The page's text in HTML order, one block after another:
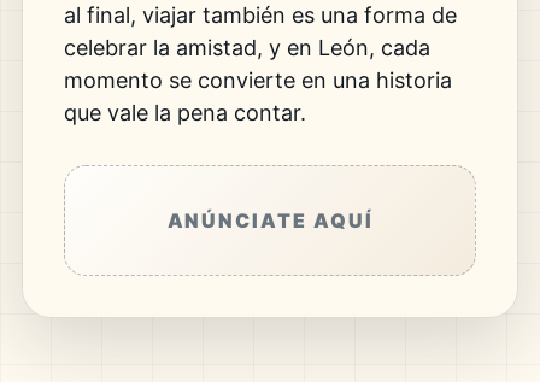
al final, viajar también es una forma de
celebrar la amistad, y en León, cada
momento se convierte en una historia
que vale la pena contar.
ANÚNCIATE AQUÍ